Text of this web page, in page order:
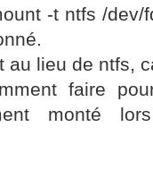
-t ntfs /
au lieu de ntfs,
faire
monté